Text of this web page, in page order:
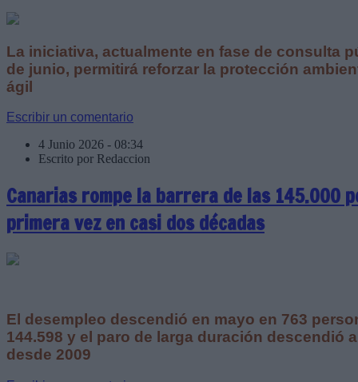
La iniciativa, actualmente en fase de consulta
de junio, permitirá reforzar la protección
ágil
Escribir un comentario
4 Junio 2026 - 08:34
Escrito por Redaccion
Canarias rompe la barrera de las 145.000
primera vez en casi dos décadas
El desempleo descendió en mayo en 763
144.598 y el paro de larga duración descendió
desde 2009